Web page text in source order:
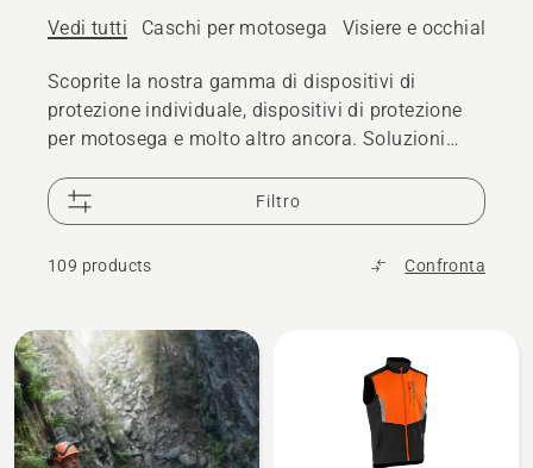
Vedi tutti Caschi per motosega Visiere e occhiali
Scoprite la nostra gamma di dispositivi di
protezione individuale, dispositivi di protezione
per motosega e molto altro ancora. Soluzioni
preparazione per ogni sfida.
Filtro
109 products Confronta
Tutti
i
prodotti